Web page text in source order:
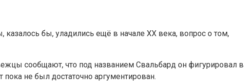
бы, уладились ещё в начале XX века, вопрос о том,
сообщают, что под названием Свальбард он фигурировал в
не был достаточно аргументирован.